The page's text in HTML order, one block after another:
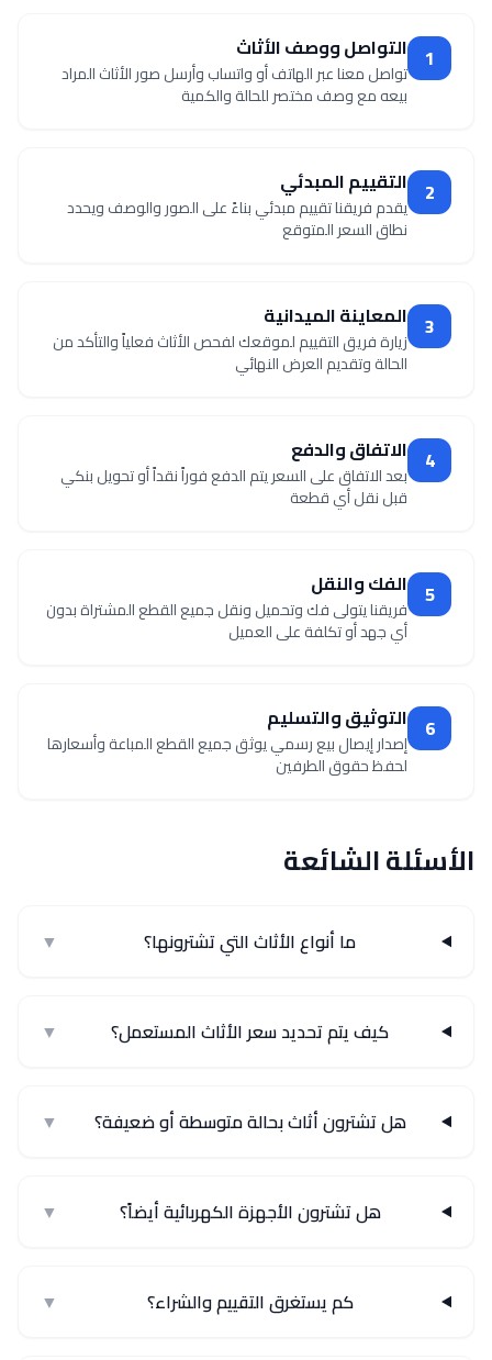
1 التواصل ووصف الأثاث
تواصل معنا عبر الهاتف أو واتساب وأرسل صور الأثاث المراد
بيعه مع وصف مختصر للحالة والكمية
2 التقييم المبدئي
يقدم فريقنا تقييم مبدئي بناءً على الصور والوصف ويحدد
نطاق السعر المتوقع
3 المعاينة الميدانية
زيارة فريق التقييم لموقعك لفحص الأثاث فعلياً والتأكد من
الحالة وتقديم العرض النهائي
4 الاتفاق والدفع
بعد الاتفاق على السعر يتم الدفع فوراً نقداً أو تحويل بنكي
قبل نقل أي قطعة
5 الفك والنقل
فريقنا يتولى فك وتحميل ونقل جميع القطع المشتراة بدون
أي جهد أو تكلفة على العميل
6 التوثيق والتسليم
إصدار إيصال بيع رسمي يوثق جميع القطع المباعة وأسعارها
لحفظ حقوق الطرفين
الأسئلة الشائعة
ما أنواع الأثاث التي تشترونها؟ ▼
كيف يتم تحديد سعر الأثاث المستعمل؟ ▼
هل تشترون أثاث بحالة متوسطة أو ضعيفة؟ ▼
هل تشترون الأجهزة الكهربائية أيضاً؟ ▼
كم يستغرق التقييم والشراء؟ ▼